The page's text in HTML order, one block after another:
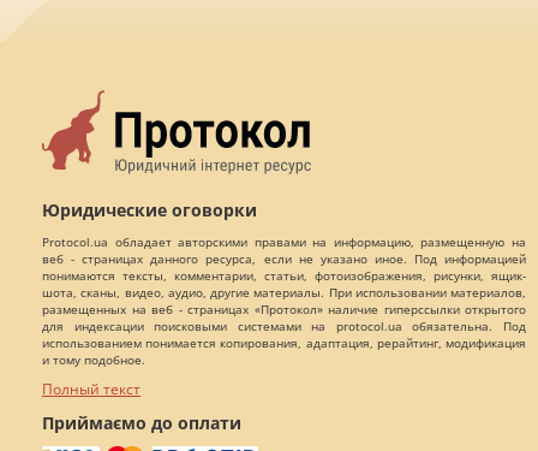
Юридические оговорки
Protocol.ua обладает авторскими правами на информацию, размещенную на
веб - страницах данного ресурса, если не указано иное. Под информацией
понимаются тексты, комментарии, статьи, фотоизображения, рисунки, ящик-
шота, сканы, видео, аудио, другие материалы. При использовании материалов,
размещенных на веб - страницах «Протокол» наличие гиперссылки открытого
для индексации поисковыми системами на protocol.ua обязательна. Под
использованием понимается копирования, адаптация, рерайтинг, модификация
и тому подобное.
Полный текст
Приймаємо до оплати